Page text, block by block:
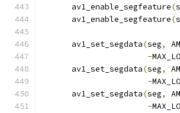
      av1_enable_segfeature
(
      av1_enable_segfeature
(
      av1_set_segdata
(seg,
-
      av1_set_segdata
(seg,
-
      av1_set_segdata
(seg,
-